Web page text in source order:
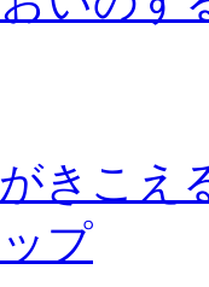
きこえ
プ